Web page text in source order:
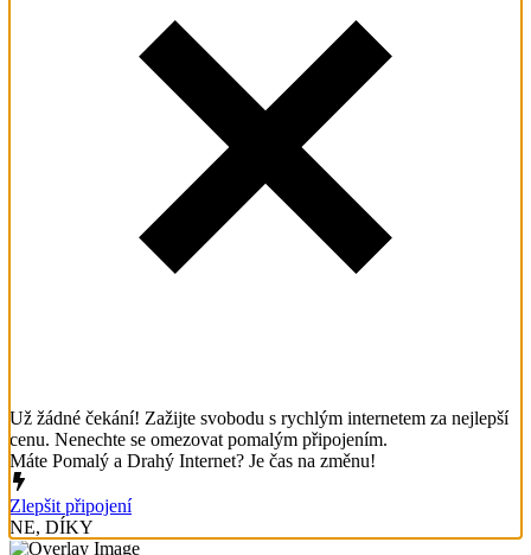
Už žádné čekání! Zažijte svobodu s rychlým internetem za nejlepší
cenu. Nenechte se omezovat pomalým připojením.
Máte Pomalý a Drahý Internet? Je čas na změnu!
Zlepšit připojení
NE, DÍKY